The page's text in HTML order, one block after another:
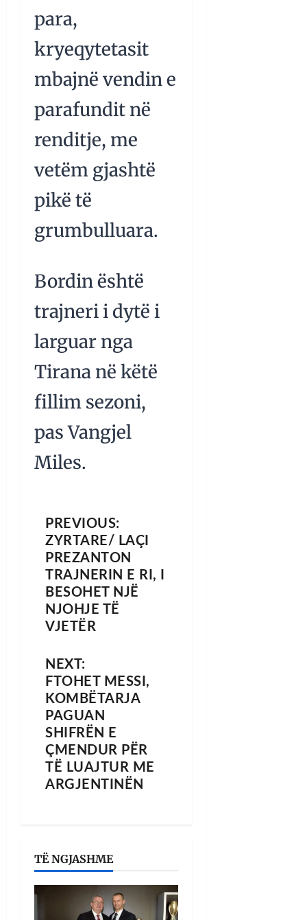
para,
kryeqytetasit
mbajnë vendin e
parafundit në
renditje, me
vetëm gjashtë
pikë të
grumbulluara.
Bordin është
trajneri i dytë i
larguar nga
Tirana në këtë
fillim sezoni,
pas Vangjel
Miles.
PREVIOUS:
ZYRTARE/ LAÇI
PREZANTON
TRAJNERIN E RI, I
BESOHET NJË
NJOHJE TË
VJETËR
NEXT:
FTOHET MESSI,
KOMBËTARJA
PAGUAN
SHIFRËN E
ÇMENDUR PËR
TË LUAJTUR ME
ARGJENTINËN
TË NGJASHME